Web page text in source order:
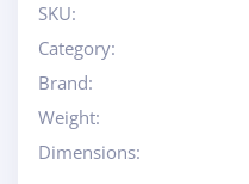
SKU:
Category:
Brand:
Weight:
Dimensions: